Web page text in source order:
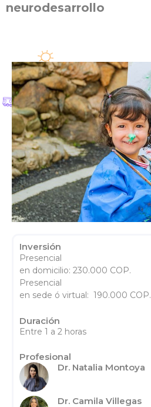
neurodesarrollo
Inversión
Presencial
en domicilio: 230.000 COP.
Presencial
en sede ó virtual: 190.000 COP.
Duración
Entre 1 a 2 horas
Profesional
Dr. Natalia Montoya
Dr. Camila Villegas